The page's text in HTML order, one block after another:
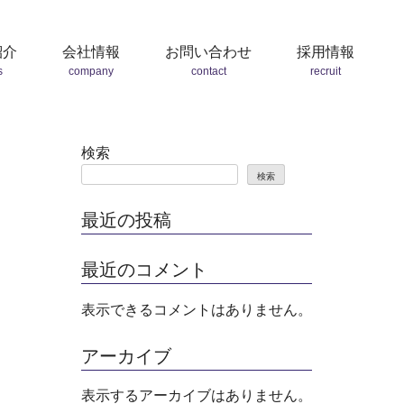
会社情報
company
お問い合わせ
contact
採用情報
recruit
検索
検索
最近の投稿
最近のコメント
表示できるコメントはありません。
アーカイブ
表示するアーカイブはありません。